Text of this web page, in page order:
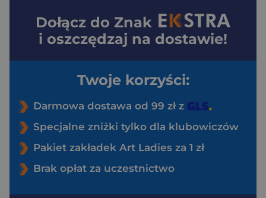
Dołącz do Znak
i oszczędzaj na dostawie!
Twoje korzyści:
Darmowa dostawa od 99 zł z
Specjalne zniżki tylko dla klubowiczów
Pakiet zakładek Art Ladies za 1 zł
Brak opłat za uczestnictwo